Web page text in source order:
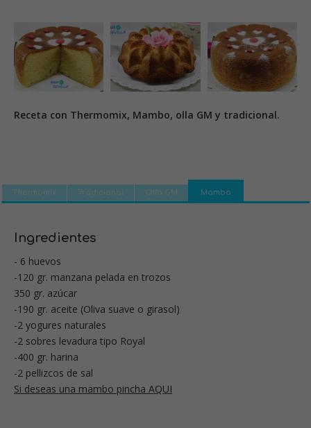
Receta con Thermomix, Mambo, olla GM y tradicional.
Thermomix Tradicional Olla GM Mambo
Ingredientes
- 6 huevos
-120 gr. manzana pelada en trozos
350 gr. azúcar
-190 gr. aceite (Oliva suave o girasol)
-2 yogures naturales
-2 sobres levadura tipo Royal
-400 gr. harina
-2 pellizcos de sal
Si deseas una mambo pincha AQUI